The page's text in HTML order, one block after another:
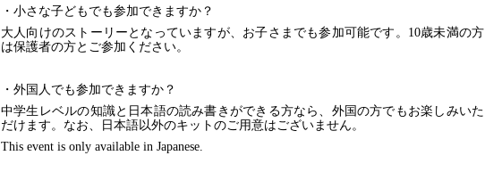
・小さな子どもでも参加できますか？
大人向けのストーリーとなっていますが、お子さまでも参加可能です。10歳未満の方
は保護者の方とご参加ください。
・外国人でも参加できますか？
中学生レベルの知識と日本語の読み書きができる方なら、外国の方でもお楽しみいた
だけます。なお、日本語以外のキットのご用意はございません。
This event is only available in Japanese.